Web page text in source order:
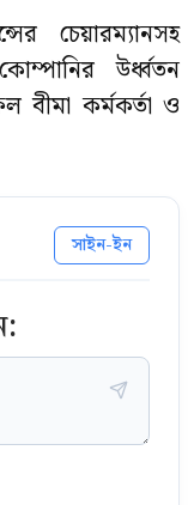
চেয়ারম্যানসহ
উর্ধ্বতন
বীমা কর্মকর্তা ও
সাইন-ইন